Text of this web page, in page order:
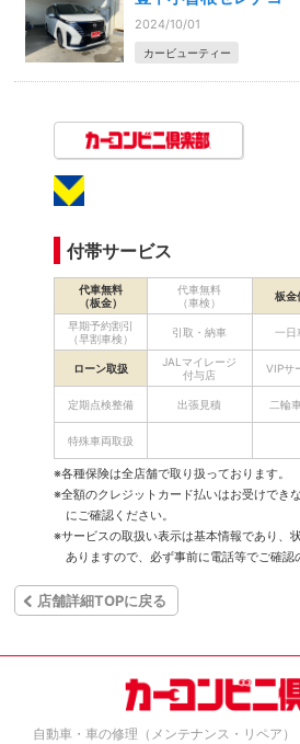
2024/10/01
カービューティー
付帯サービス
代車無料
（板金）
代車無料
（車検）
板金
早期予約割引
（早割車検）
引取・納車 一日
ローン取扱
JALマイレージ
付与店
VIPサ
定期点検整備 出張見積 二輪
特殊車両取扱
※各種保険は全店舗で取り扱っております。
※全額のクレジットカード払いはお受けでき
にご確認ください。
※サービスの取扱い表示は基本情報であり、
ありますので、必ず事前に電話等でご確認
店舗詳細TOPに戻る
自動車・車の修理（メンテナンス・リペア